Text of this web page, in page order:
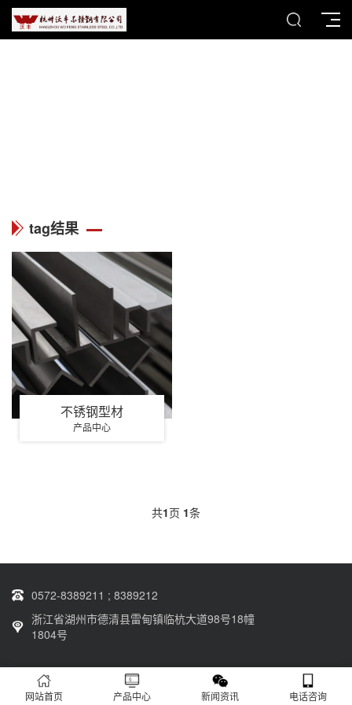
tag结果
不锈钢型材
产品中心
共1页 1条
0572-8389211 ; 8389212
浙江省湖州市德清县雷甸镇临杭大道98号18幢
1804号
Copyright © 2012-2023 杭州沃丰不锈钢有限公司 版权所有 网站备案号：
网站首页 产品中心 新闻资讯 电话咨询